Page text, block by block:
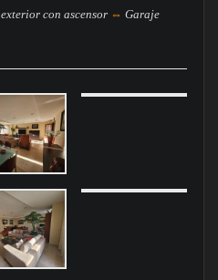
exterior con ascensor ⇔ Garaje